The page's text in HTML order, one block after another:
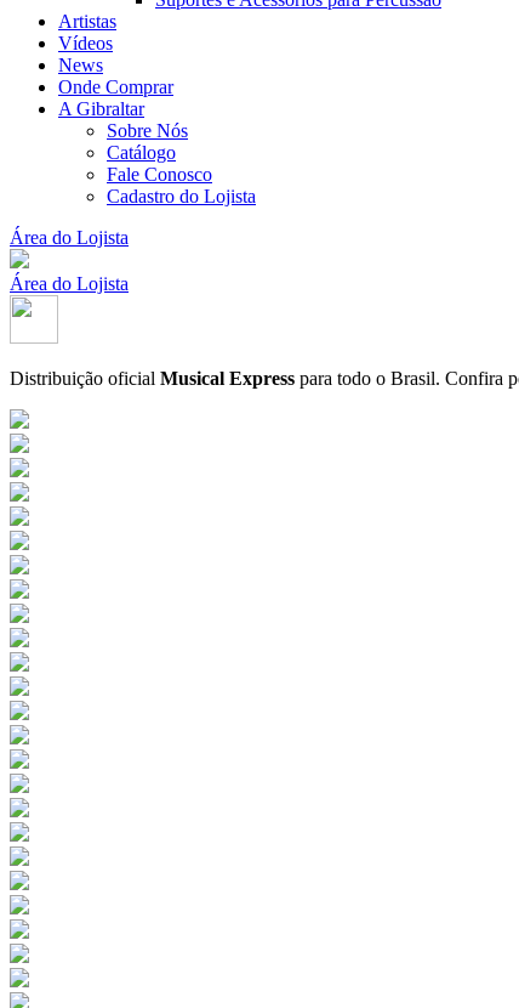
Artistas
Vídeos
News
Onde Comprar
A Gibraltar
Sobre Nós
Catálogo
Fale Conosco
Cadastro do Lojista
Área do Lojista
Área do Lojista
Distribuição oficial Musical Express para todo o Brasil. Confira